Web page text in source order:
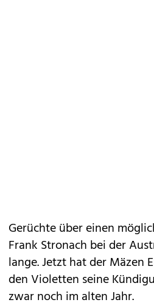
Gerüchte über einen
Frank Stronach bei der
lange. Jetzt hat der Mäzen
den Violetten seine
zwar noch im alten Jahr.